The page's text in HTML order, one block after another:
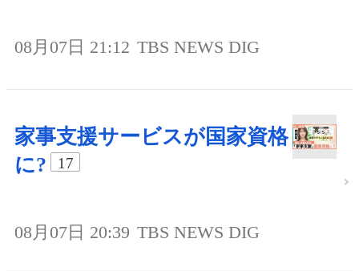
08月07日 21:12 TBS NEWS DIG
家事支援サービスが国家資格
に?
17
08月07日 20:39 TBS NEWS DIG